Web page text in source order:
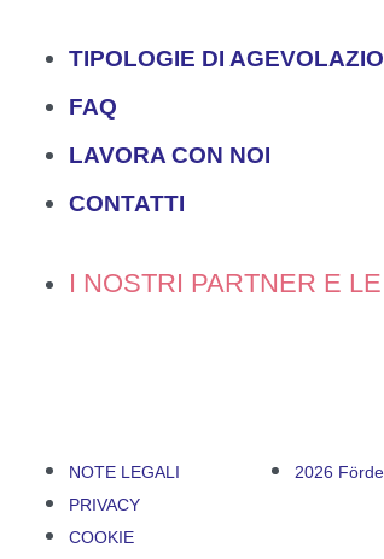
TIPOLOGIE DI
FAQ
LAVORA CON NOI
CONTATTI
I NOSTRI PARTNER E
NOTE LEGALI
PRIVACY
COOKIE
2026